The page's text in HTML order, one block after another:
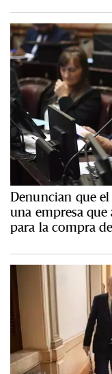
Denuncian que
una empresa que
para la compra